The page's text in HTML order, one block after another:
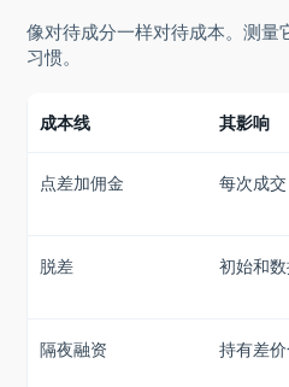
像对待成分一样对待成本。测
习惯。
成本线 其影响
点差加佣金 每次成交
脱差 初始和
隔夜融资 持有差